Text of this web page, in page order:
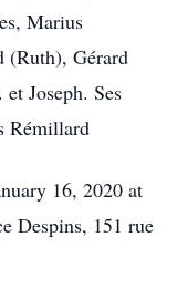
Marius
(Ruth), Gérard
Joseph. Ses
Rémillard
16, 2020 at
Despins, 151 rue